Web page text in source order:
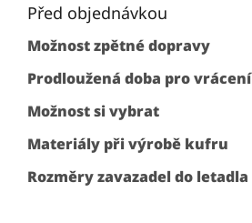
Před objednávkou
Možnost zpětné dopravy
Prodloužená doba pro vrácení
Možnost si vybrat
Materiály při výrobě kufru
Rozměry zavazadel do letadla